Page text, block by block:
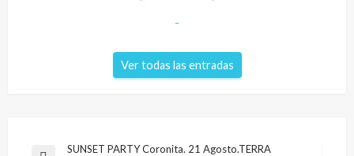
-
Ver todas las entradas
SUNSET PARTY Coronita. 21 Agosto.TERRA